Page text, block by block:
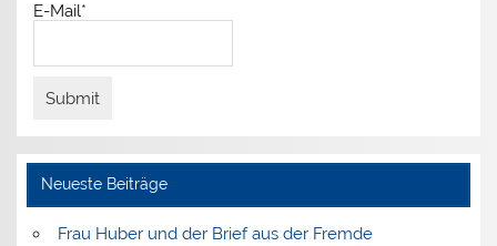
E-Mail*
Neueste Beiträge
Frau Huber und der Brief aus der Fremde